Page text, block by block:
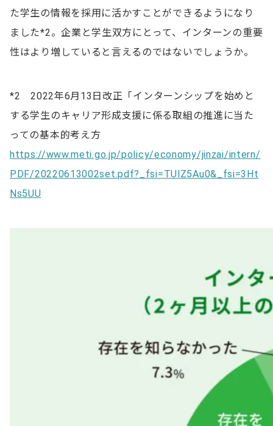
た学生の情報を採用に活かすことができるようになり
ました*2。企業と学生双方にとって、インターンの重要
性はより増していると言えるのではないでしょうか。
*2 2022年6月13日改正「インターンシップを始めと
する学生のキャリア形成支援に係る取組の推進に当た
っての基本的考え方
https://www.meti.go.jp/policy/economy/jinzai/intern/
PDF/20220613002set.pdf?_fsi=TUlZ5Au0&_fsi=3Ht
Ns5UU